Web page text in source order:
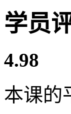
学员
4.98
本课的